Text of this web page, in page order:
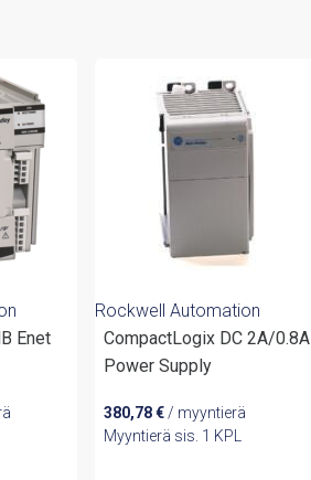
Enet
Rockwell Automation
CompactLogix DC 2A/0.8A
Power Supply
380,78€/ myyntierä
Myyntierä sis. 1 KPL